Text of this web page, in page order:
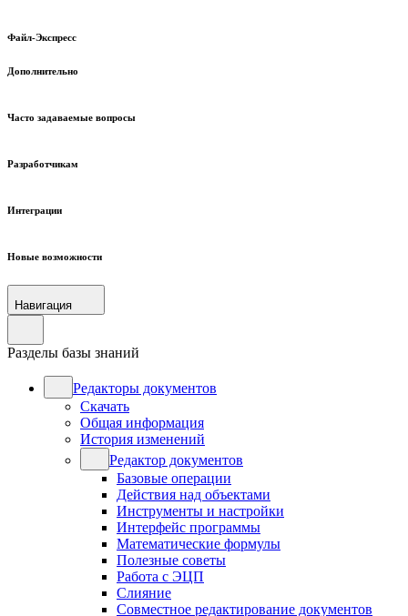
Файл-Экспресс
Дополнительно
Часто задаваемые вопросы
Разработчикам
Интеграции
Новые возможности
Навигация
Разделы базы знаний
Редакторы документов
Скачать
Общая информация
История изменений
Редактор документов
Базовые операции
Действия над объектами
Инструменты и настройки
Интерфейс программы
Математические формулы
Полезные советы
Работа с ЭЦП
Слияние
Совместное редактирование документов